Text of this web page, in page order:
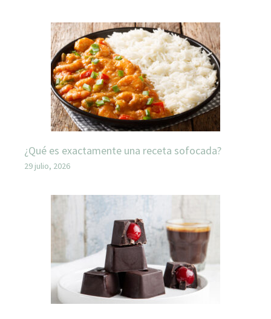
¿Qué es exactamente una receta sofocada?
29 julio, 2026